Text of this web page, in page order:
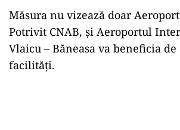
Măsura nu vizează doar
Potrivit CNAB, și Aeroportul
Vlaicu – Băneasa va beneficia de
facilități.